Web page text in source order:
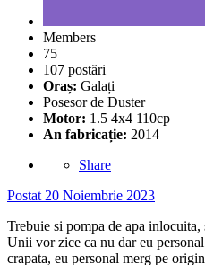
Members
75
107 postări
Oraș: Galați
Posesor de Duster
Motor: 1.5 4x4 110cp
An fabricație: 2014
Share
Postat20 Noiembrie 2023
Trebuie si pompa de apa
Unii vor zice ca nu dar eu
crapata, eu personal merg pe